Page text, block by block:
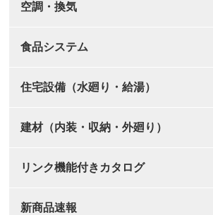
空調・換気
食品システム
住宅設備（水廻り・給湯）
建材（内装・収納・外廻り）
リンク機能付きカタログ
新商品速報